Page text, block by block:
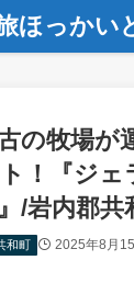
ほっかい
の牧場が
！『ジェ
/岩内郡共
和町 2025年8月